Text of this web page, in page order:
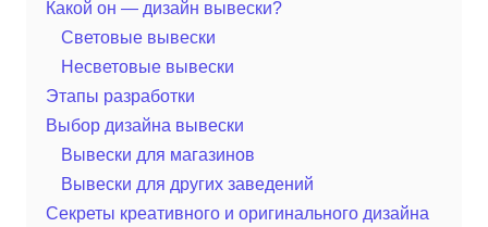
Какой он — дизайн вывески?
Световые вывески
Несветовые вывески
Этапы разработки
Выбор дизайна вывески
Вывески для магазинов
Вывески для других заведений
Секреты креативного и оригинального дизайна